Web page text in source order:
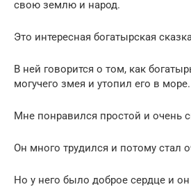
свою землю и народ.
Это интересная богатырская
В ней говорится о том, как
могучего змея и утопил его в море.
Мне понравился простой и очень
Он много трудился и потому стал
Но у него было доброе сердце и